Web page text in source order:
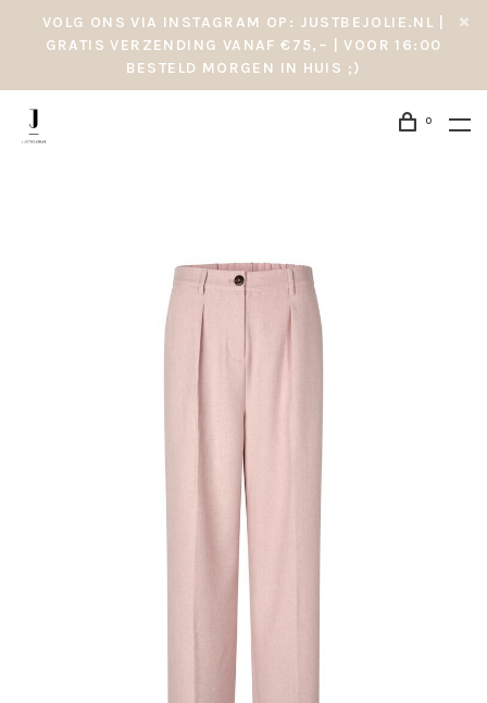
VOLG ONS VIA INSTAGRAM OP: JUSTBEJOLIE.NL |
GRATIS VERZENDING VANAF €75,– | VOOR 16:00
BESTELD MORGEN IN HUIS ;)
0